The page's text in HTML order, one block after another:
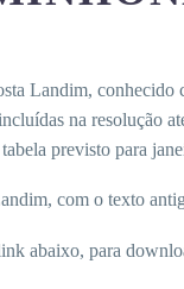
Landim, conhecido
na resolução
previsto para
com o texto
abaixo, para